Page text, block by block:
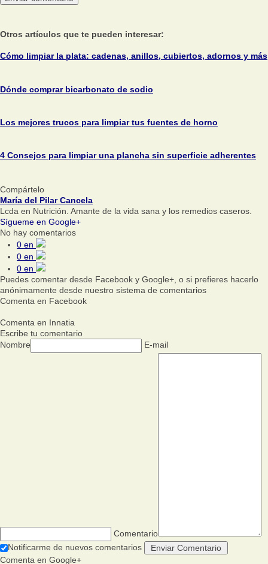
Otros artículos que te pueden interesar:
Cómo limpiar la plata: cadenas, anillos, cubiertos, adornos y más
Dónde comprar bicarbonato de sodio
Los mejores trucos para limpiar tus fuentes de horno
4 Consejos para limpiar una plancha sin superficie adherentes
Compártelo
María del Pilar Cancela
Lcda en Nutrición. Amante de la vida sana y los remedios caseros.
Sígueme en Google+
No hay comentarios
0 en
0 en
0 en
Puedes comentar desde Facebook y Google+, o si prefieres hacerlo
anónimamente desde nuestro sistema de comentarios
Comenta en Facebook
Comenta en Innatia
Escribe tu comentario
Nombre
E-mail
Comentario
Notificarme de nuevos comentarios
Comenta en Google+